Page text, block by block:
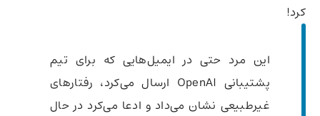
کرد!
این مرد حتی در ایمیل‌هایی که برای تیم
پشتیبانی OpenAI ارسال می‌کرد، رفتارهای
غیرطبیعی نشان می‌داد و ادعا می‌کرد در حال